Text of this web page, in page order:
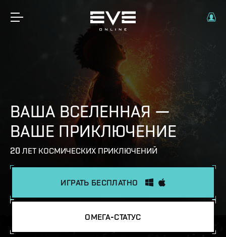
ВАША ВСЕЛЕННАЯ —
ВАШЕ ПРИКЛЮЧЕНИЕ
20 ЛЕТ КОСМИЧЕСКИХ ПРИКЛЮЧЕНИЙ
ИГРАТЬ БЕСПЛАТНО
ОМЕГА-СТАТУС